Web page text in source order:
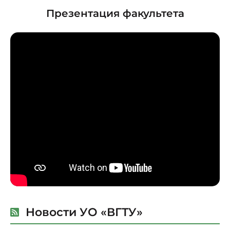
Презентация факультета
Новости УО «ВГТУ»